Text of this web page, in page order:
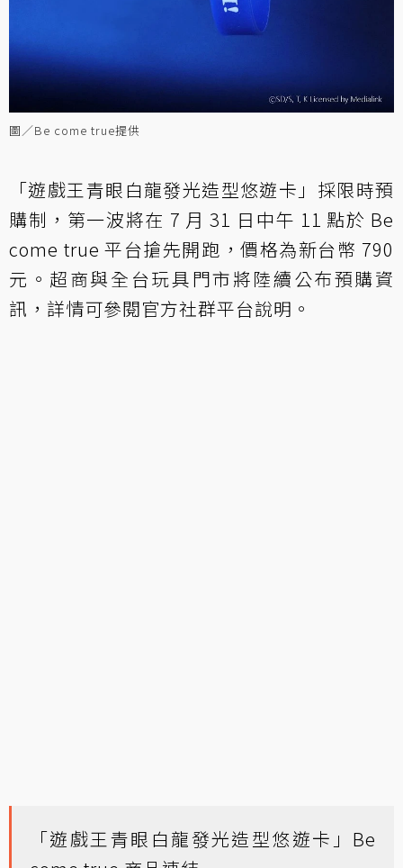
圖／Be come true提供
「遊戲王青眼白龍發光造型悠遊卡」採限時預
購制，第一波將在 7 月 31 日中午 11 點於 Be
come true 平台搶先開跑，價格為新台幣 790
元。超商與全台玩具門市將陸續公布預購資
訊，詳情可參閱官方社群平台說明。
「遊戲王青眼白龍發光造型悠遊卡」Be